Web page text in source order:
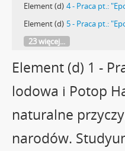
Element (d) 4 - Praca pt.: "Epoka lodowa i Potop Hasis Adry jako naturalne
Element (d) 5 - Praca pt.: "Epoka lodowa i Potop Hasis Adry jako naturalne
23 więcej...
Element (d) 1 -
lodowa i Potop
naturalne
narodów.